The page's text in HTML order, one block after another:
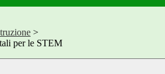
>
per le STEM